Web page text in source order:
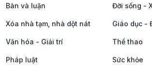
Bàn và luận Đời sống -
Xóa nhà tạm, nhà dột nát Giáo dục -
Văn hóa - Giải trí Thể thao
Pháp luật Sức khỏe